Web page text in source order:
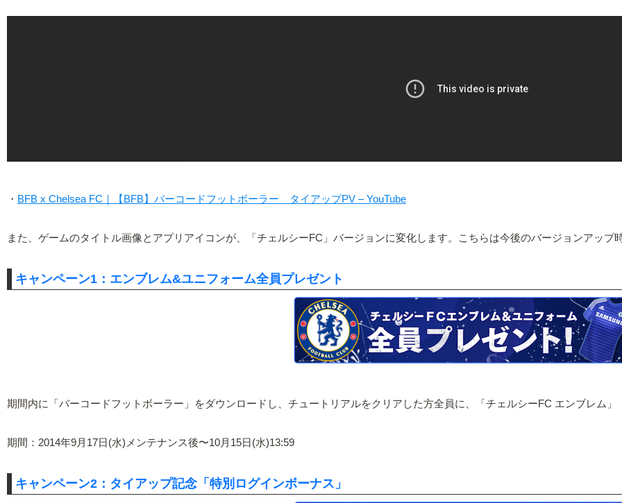
・ BFB x Chelsea FC｜【BFB】バーコードフットボーラー タイアップPV – YouTube
また、ゲームのタイトル画像とアプリアイコンが、「チェルシーFC」バージョンに変化します。こちらは今後のバージョンアップ
キャンペーン1：エンブレム&ユニフォーム全員プレゼント
期間内に「バーコードフットボーラー」をダウンロードし、チュートリアルをクリアした方全員に、「チェルシーFC エンブレム
期間：2014年9月17日(水)メンテナンス後〜10月15日(水)13:59
キャンペーン2：タイアップ記念「特別ログインボーナス」